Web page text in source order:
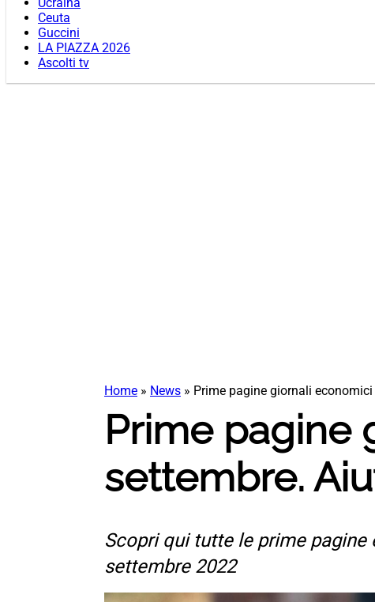
Ucraina
Ceuta
Guccini
LA PIAZZA 2026
Ascolti tv
Home » News » Prime pagine giornali
Prime pagine
settembre.
Scopri qui tutte le prime
settembre 2022